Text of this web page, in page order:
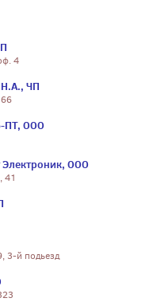
4
ЧП
ПТ, ООО
Электроник, ООО
41
3-й подьезд